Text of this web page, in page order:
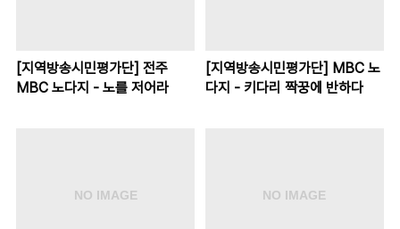
[지역방송시민평가단] 전주
MBC 노다지 - 노를 저어라
[지역방송시민평가단] MBC 노
다지 - 키다리 짝꿍에 반하다